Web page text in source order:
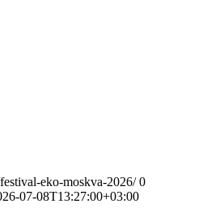
eko-moskva-2026/ 0
07-08T13:27:00+03:00